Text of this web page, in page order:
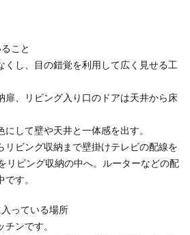
こと
くし、目の錯覚を利用して広く見せる工
扉、リビング入り口のドアは天井から床
して壁や天井と一体感を出す。
リビング収納まで壁掛けテレビの配線を
リビング収納の中へ。ルーターなどの配
す。
っている場所
ンです。